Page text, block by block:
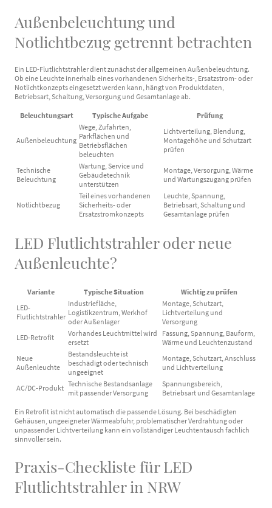
Außenbeleuchtung und
Notlichtbezug getrennt betrachten
Ein LED-Flutlichtstrahler dient zunächst der allgemeinen Außenbeleuchtung.
Ob eine Leuchte innerhalb eines vorhandenen Sicherheits-, Ersatzstrom- oder
Notlichtkonzepts eingesetzt werden kann, hängt von Produktdaten,
Betriebsart, Schaltung, Versorgung und Gesamtanlage ab.
Beleuchtungsart Typische Aufgabe Prüfung
Außenbeleuchtung
Wege, Zufahrten,
Parkflächen und
Betriebsflächen
beleuchten
Lichtverteilung, Blendung,
Montagehöhe und Schutzart
prüfen
Technische
Beleuchtung
Wartung, Service und
Gebäudetechnik
unterstützen
Montage, Versorgung, Wärme
und Wartungszugang prüfen
Notlichtbezug
Teil eines vorhandenen
Sicherheits- oder
Ersatzstromkonzepts
Leuchte, Spannung,
Betriebsart, Schaltung und
Gesamtanlage prüfen
LED Flutlichtstrahler oder neue
Außenleuchte?
Variante Typische Situation
Wichtig zu prüfen
LED-
Flutlichtstrahler
Industriefläche,
Logistikzentrum, Werkhof
oder Außenlager
Montage, Schutzart,
Lichtverteilung und
Versorgung
LED-Retrofit
Vorhandes Leuchtmittel wird
ersetzt
Fassung, Spannung, Bauform,
Wärme und Leuchtenzustand
Neue
Außenleuchte
Bestandsleuchte ist
beschädigt oder technisch
ungeeignet
Montage, Schutzart, Anschluss
und Lichtverteilung
AC/DC-Produkt Technische Bestandsanlage
mit passender Versorgung
Spannungsbereich,
Betriebsart und Gesamtanlage
Ein Retrofit ist nicht automatisch die passende Lösung. Bei beschädigten
Gehäusen, ungeeigneter Wärmeabfuhr, problematischer Verdrahtung oder
unpassender Lichtverteilung kann ein vollständiger Leuchtentausch fachlich
sinnvoller sein.
Praxis-Checkliste für LED
Flutlichtstrahler in NRW